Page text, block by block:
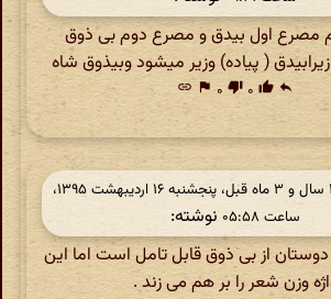
مصرع اول بیدق و مصرع دوم بی ذوق
( پیاده) وزیر میشود وبیذوق شاه
reply
thumb_up ۰ thumb_down ۰ flag
link
در ‫۱۰ سال و ۳ ماه قبل، پنجشنبه ۱۶ اردیبهشت ۱۳۹۵،
ساعت ۰۵:۵۸
نوشته:
دوستان از بی ذوق قابل تامل است اما این
وزن شعر را بر هم می زند .